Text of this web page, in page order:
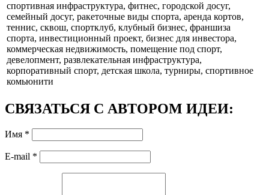
спортивная инфраструктура, фитнес, городской досуг,
семейный досуг, ракеточные виды спорта, аренда кортов,
теннис, сквош, спортклуб, клубный бизнес, франшиза
спорта, инвестиционный проект, бизнес для инвестора,
коммерческая недвижимость, помещение под спорт,
девелопмент, развлекательная инфраструктура,
корпоративный спорт, детская школа, турниры, спортивное
комьюнити
СВЯЗАТЬСЯ С АВТОРОМ ИДЕИ:
Имя *
E-mail *